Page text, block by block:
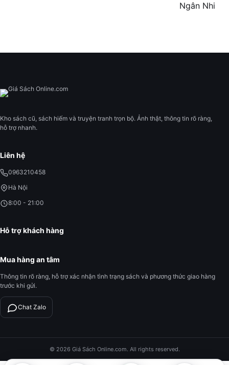
Ngân Nhi
Kho sách cũ, sách hiếm và truyện tranh trọn bộ. Ảnh thật, thông tin rõ ràng,
hỗ trợ nhanh.
Liên hệ
0963210458
Hà Nội
8:00 - 21:00
Hỗ trợ khách hàng
Mua hàng an tâm
Thông tin rõ ràng, hỗ trợ xác nhận tình trạng sách và phương thức giao hàng
trước khi gửi.
Chat Zalo
© 2026 Giá Sách Online.com. All rights reserved.